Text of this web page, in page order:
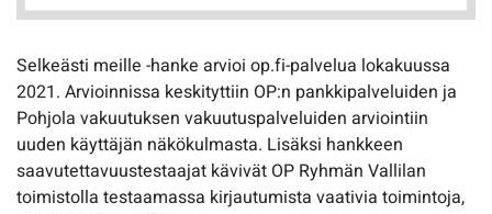
Selkeästi meille -hanke arvioi op.fi-palvelua lokakuussa
2021. Arvioinnissa keskityttiin OP:n pankkipalveluiden ja
Pohjola vakuutuksen vakuutuspalveluiden arviointiin
uuden käyttäjän näkökulmasta. Lisäksi hankkeen
saavutettavuustestaajat kävivät OP Ryhmän Vallilan
toimistolla testaamassa kirjautumista vaativia toimintoja,